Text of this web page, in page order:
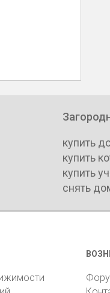
купить
купить
купить
снять